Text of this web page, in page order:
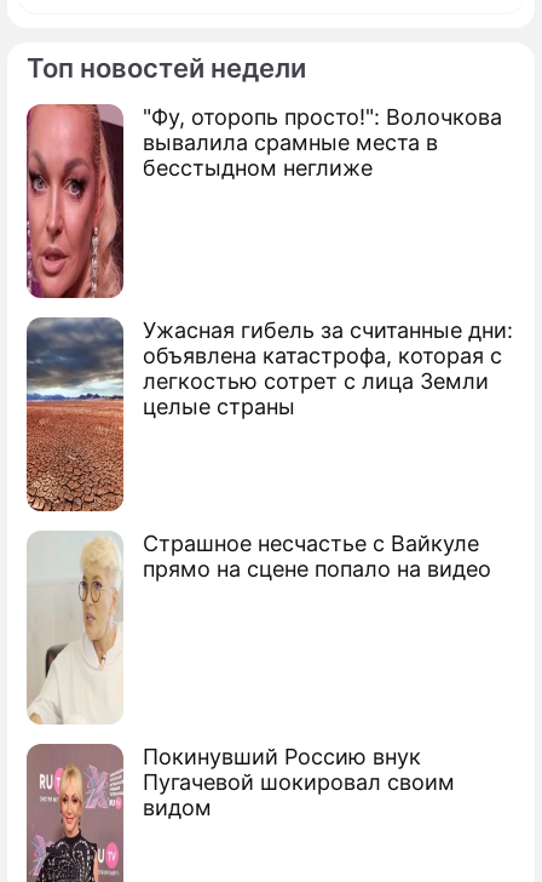
Топ новостей недели
"Фу, оторопь просто!": Волочкова
вывалила срамные места в
бесстыдном неглиже
Ужасная гибель за считанные дни:
объявлена катастрофа, которая с
легкостью сотрет с лица Земли
целые страны
Страшное несчастье с Вайкуле
прямо на сцене попало на видео
Покинувший Россию внук
Пугачевой шокировал своим
видом
По теме
Иран и Турция обсудили иракскую
проблему
Турция ввела санкции против Франции
Переговоры с Турцией на грани срыва